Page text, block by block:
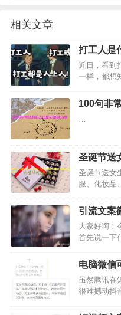
相关文章
打工人是
什么这么
近日，看到
一样，都想
里？这词出
脑的网友
了解相关情
100句非
…
圣诞节送
合适的礼
圣诞节送女
服、化妆品
你有女朋友
大家推荐几
…
引流文案
板）
大家好啊！
首先说一下
目的是先引
方面，通常
一下。 一…
电脑微信
分钟发送
虽然腾讯在
很难撼动抖